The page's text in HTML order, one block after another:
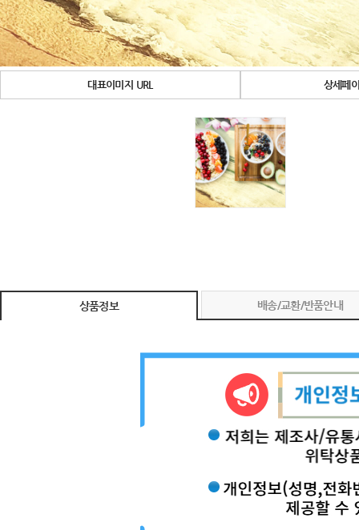
대표이미지 URL 상세페
상품정보 배송/교환/반품안내